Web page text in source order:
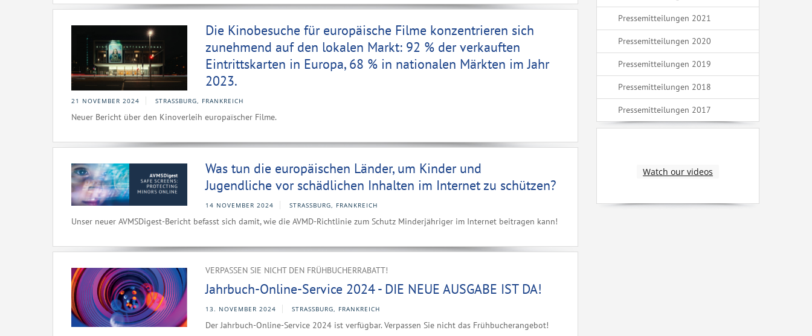
Die Kinobesuche für europäische Filme konzentrieren sich
zunehmend auf den lokalen Markt: 92 % der verkauften
Eintrittskarten in Europa, 68 % in nationalen Märkten im Jahr
2023.
21 NOVEMBER 2024 STRASSBURG, FRANKREICH
Neuer Bericht über den Kinoverleih europaïscher Filme.
Was tun die europäischen Länder, um Kinder und
Jugendliche vor schädlichen Inhalten im Internet zu schützen?
14 NOVEMBER 2024 STRASSBURG, FRANKREICH
Unser neuer AVMSDigest-Bericht befasst sich damit, wie die AVMD-Richtlinie zum Schutz Minderjähriger im Internet beitragen kann!
VERPASSEN SIE NICHT DEN FRÜHBUCHERRABATT!
Jahrbuch-Online-Service 2024 - DIE NEUE AUSGABE IST DA!
13. NOVEMBER 2024 STRASSBURG, FRANKREICH
Der Jahrbuch-Online-Service 2024 ist verfügbar. Verpassen Sie nicht das Frühbucherangebot!
Pressemitteilungen 2021
Pressemitteilungen 2020
Pressemitteilungen 2019
Pressemitteilungen 2018
Pressemitteilungen 2017
Watch our videos